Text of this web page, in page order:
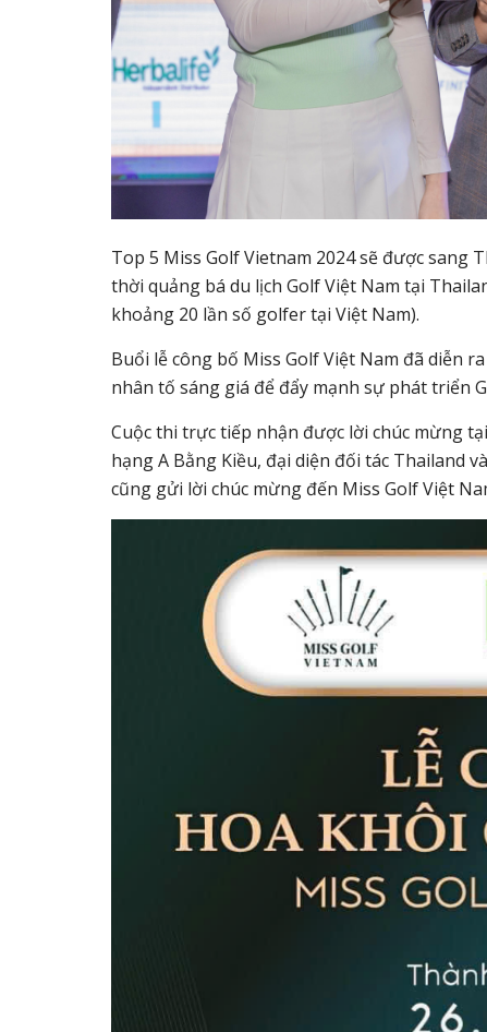
Top 5 Miss Golf Vietnam 2024 sẽ được sang
thời quảng bá du lịch Golf Việt Nam tại
khoảng 20 lần số golfer tại Việt Nam).
Buổi lễ công bố Miss Golf Việt Nam đã diễn
nhân tố sáng giá để đẩy mạnh sự phát triển
Cuộc thi trực tiếp nhận được lời chúc mừng
hạng A Bằng Kiều, đại diện đối tác Thailand
cũng gửi lời chúc mừng đến Miss Golf Việt